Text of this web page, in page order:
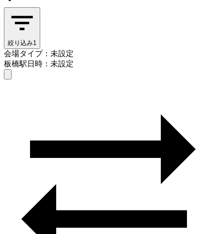
絞り込み1
会場タイプ：未設定
板橋駅日時：未設定